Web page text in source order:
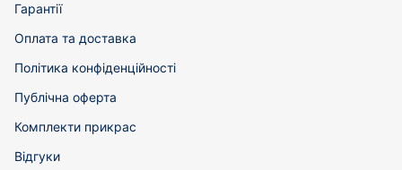
Гарантії
Оплата та доставка
Політика конфіденційності
Публічна оферта
Комплекти прикрас
Відгуки